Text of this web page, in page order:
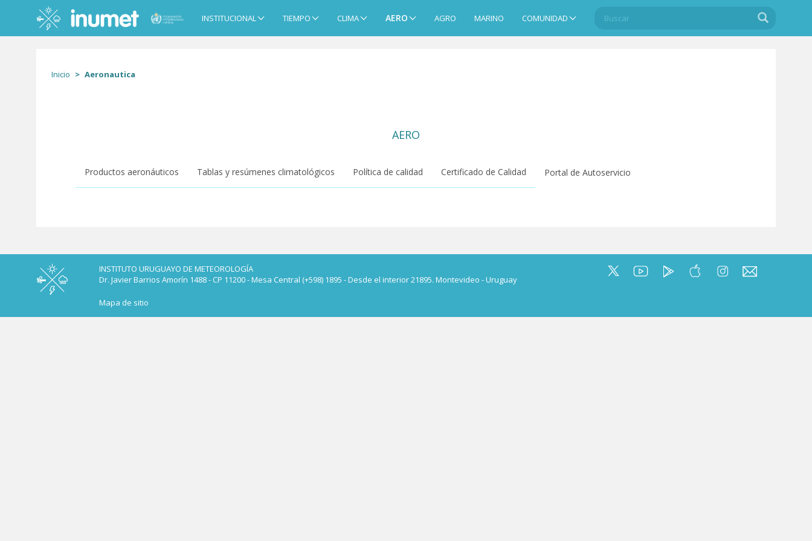
principal
Main
navigation
INSTITUCIONAL TIEMPO CLIMA AERO AGRO MARINO COMUNIDAD
Search
Buscar
Inicio Aeronautica
AERO
Productos aeronáuticos Tablas y resúmenes climatológicos Política de calidad Certificado de Calidad Portal de Autoservicio
INSTITUTO URUGUAYO DE METEOROLOGÍA
Dr. Javier Barrios Amorín 1488 - CP 11200 - Mesa Central (+598) 1895 - Desde el interior 21895. Montevideo - Uruguay
Mapa de sitio